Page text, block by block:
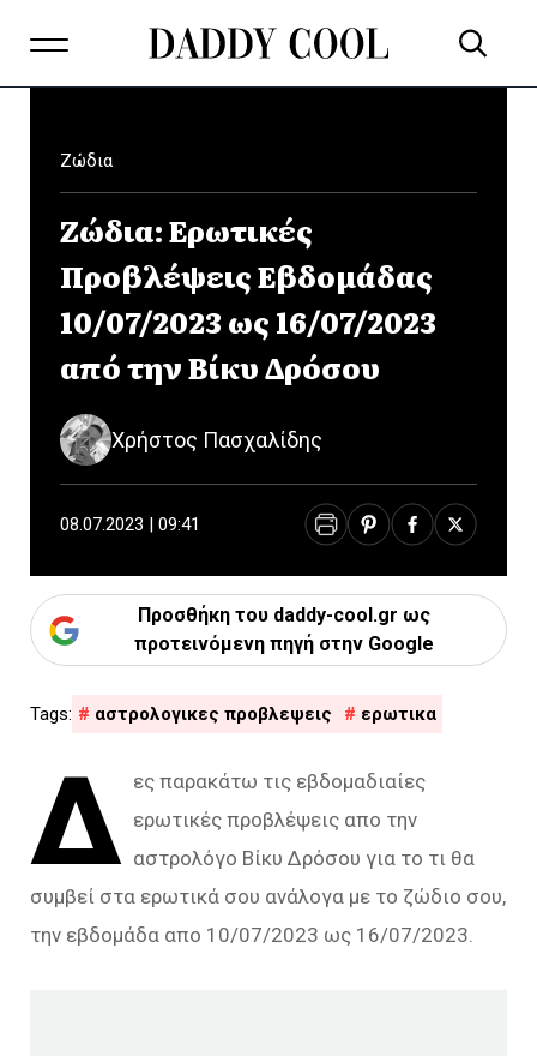
Ζώδια
Ζώδια: Ερωτικές
Προβλέψεις Εβδομάδας
10/07/2023 ως 16/07/2023
από την Βίκυ Δρόσου
Χρήστος Πασχαλίδης
08.07.2023 | 09:41
Προσθήκη του daddy-cool.gr ως
προτεινόμενη πηγή στην Google
αστρολογικες προβλεψεις ερωτικα
Δ ες παρακάτω τις εβδομαδιαίες
ερωτικές προβλέψεις απο την
αστρολόγο Βίκυ Δρόσου για το τι θα
συμβεί στα ερωτικά σου ανάλογα με το ζώδιο σου,
την εβδομάδα απο 10/07/2023 ως 16/07/2023.